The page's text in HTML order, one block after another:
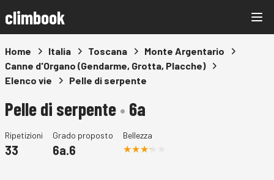
climbook
Home Italia Toscana
Monte Argentario
Canne d'Organo (Gendarme, Grotta, Placche)
Elenco vie
Pelle di serpente
Pelle di serpente• 6a
Ripetizioni
33
Grado proposto
6a.6
Bellezza